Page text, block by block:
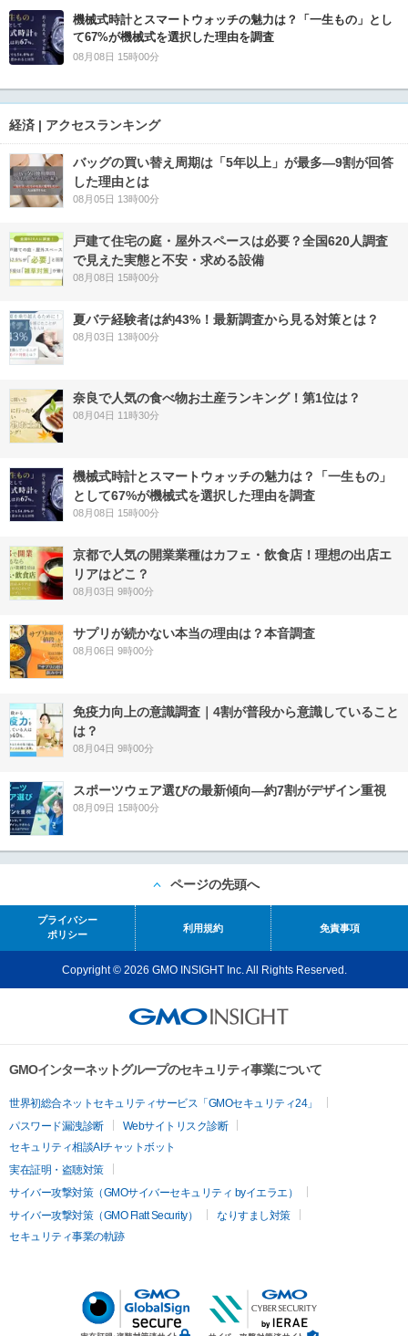
機械式時計とスマートウォッチの魅力は？「一生もの」とし
て67%が機械式を選択した理由を調査
08月08日 15時00分
経済 | アクセスランキング
バッグの買い替え周期は「5年以上」が最多―9割が回答
した理由とは
08月05日 13時00分
戸建て住宅の庭・屋外スペースは必要？全国620人調査
で見えた実態と不安・求める設備
08月08日 15時00分
夏バテ経験者は約43%！最新調査から見る対策とは？
08月03日 13時00分
奈良で人気の食べ物お土産ランキング！第1位は？
08月04日 11時30分
機械式時計とスマートウォッチの魅力は？「一生もの」
として67%が機械式を選択した理由を調査
08月08日 15時00分
京都で人気の開業業種はカフェ・飲食店！理想の出店エ
リアはどこ？
08月03日 9時00分
サプリが続かない本当の理由は？本音調査
08月06日 9時00分
免疫力向上の意識調査｜4割が普段から意識していること
は？
08月04日 9時00分
スポーツウェア選びの最新傾向―約7割がデザイン重視
08月09日 15時00分
ページの先頭へ
プライバシー
ポリシー
利用規約 免責事項
Copyright © 2026 GMO INSIGHT Inc. All Rights Reserved.
GMOインターネットグループのセキュリティ事業について
世界初総合ネットセキュリティサービス「GMOセキュリティ24」
パスワード漏洩診断
Webサイトリスク診断
セキュリティ相談AIチャットボット
実在証明・盗聴対策
サイバー攻撃対策（GMOサイバーセキュリティ byイエラエ）
サイバー攻撃対策（GMO Flatt Security）
なりすまし対策
セキュリティ事業の軌跡